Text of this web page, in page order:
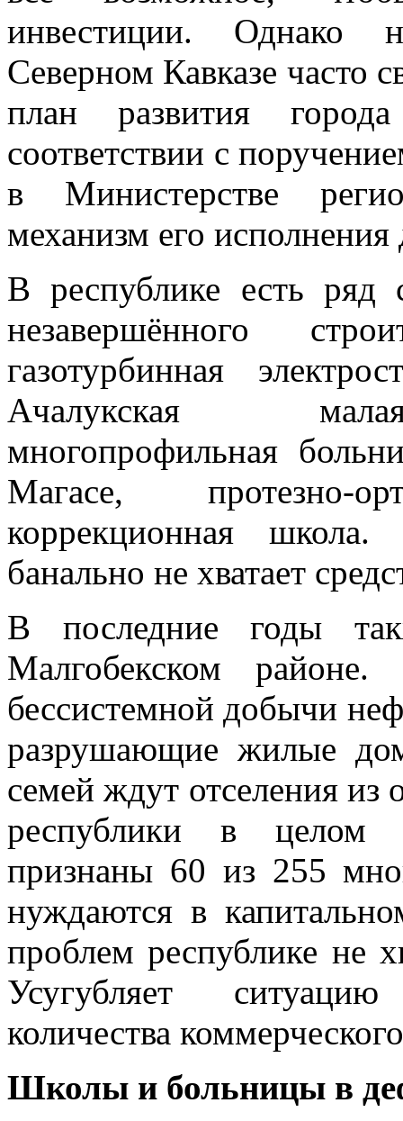
инвестиции. Однако
Северном Кавказе часто
план развития
соответствии с
в Министерстве
механизм его
В республике есть ряд
незавершённого
газотурбинная
Ачалукская малая
многопрофильная
Магасе, протезно-
коррекционная школа.
банально не хватает
В последние годы
Малгобекском
бессистемной добычи
разрушающие жилые
семей ждут отселения
республики в целом
признаны 60 из 255
нуждаются в
проблем республике не
Усугубляет
количества
Школы и больницы в